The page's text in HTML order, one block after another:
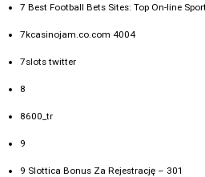
7 Best Football Bets Sites: Top On-line
7kcasinojam.co.com 4004
7slots twitter
8
8600_tr
9
9 Slottica Bonus Za Rejestrację – 301